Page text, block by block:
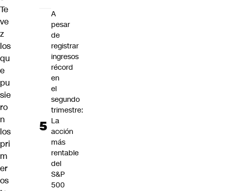
Te
ve
z
los
qu
e
pu
sie
ro
n
los
pri
m
er
os
A
pesar
de
registrar
ingresos
récord
en
el
segundo
trimestre:
La
acción
más
rentable
del
S&P
500